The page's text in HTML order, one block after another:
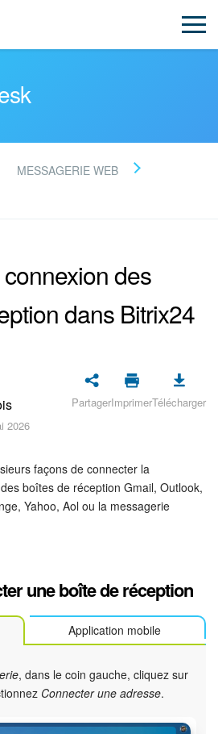
MESSAGERIE WEB
des
dans Bitrix24
2026
PartagerImprimerTélécharger
façons de connecter la
boîtes de réception Gmail, Outlook,
Yahoo, Aol ou la messagerie
une boîte de réception
Application mobile
, dans le coin gauche, cliquez sur
Connecter une adresse.